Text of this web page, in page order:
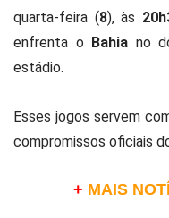
quarta-feira (8), às
enfrenta o Bahia no
estádio.
Esses jogos servem
compromissos oficiais
+ MAIS